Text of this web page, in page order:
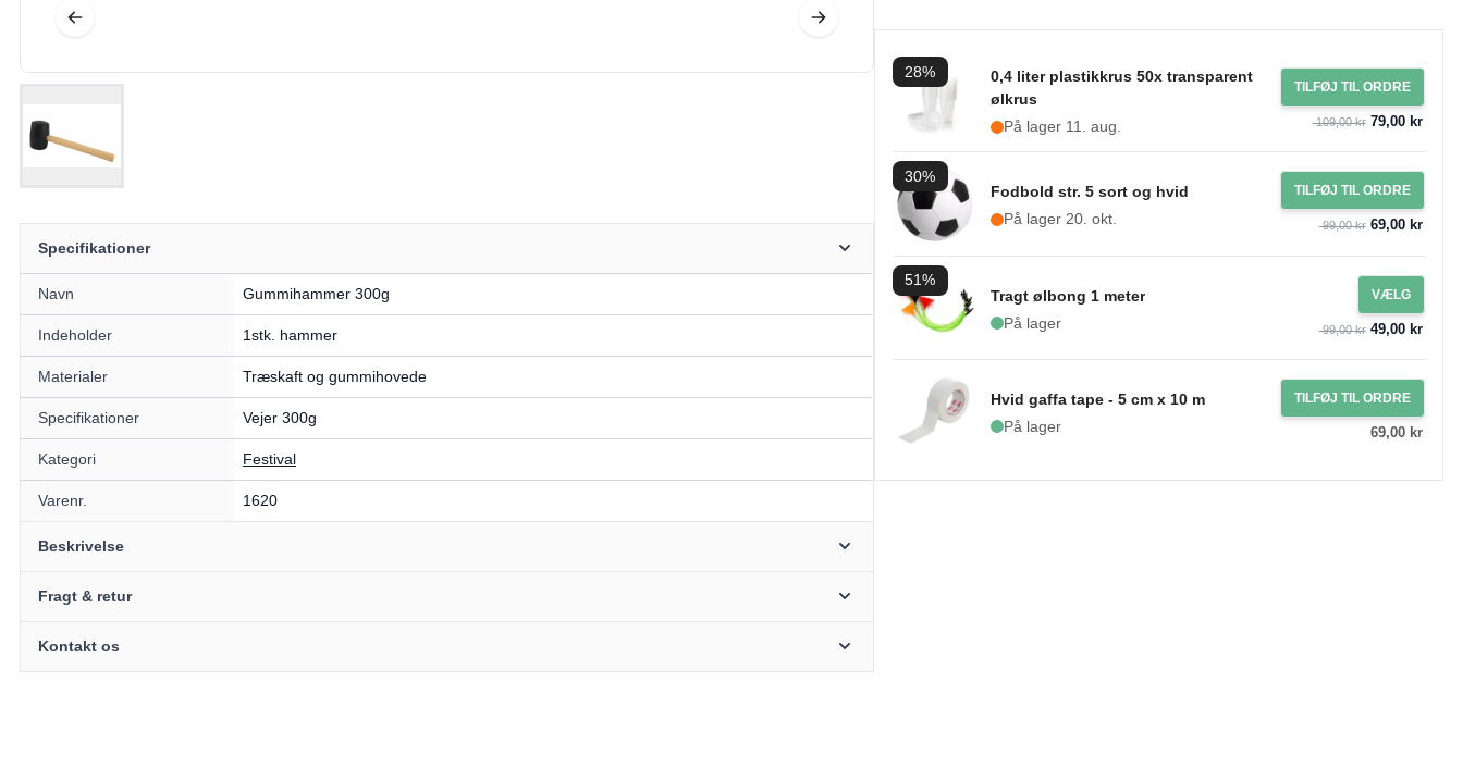
Specifikationer
Navn Gummihammer 300g
Indeholder 1stk. hammer
Materialer Træskaft og gummihovede
Specifikationer Vejer 300g
Kategori Festival
Varenr. 1620
Beskrivelse
Fragt & retur
Kontakt os
28%
0,4 liter plastikkrus 50x transparent
ølkrus
På lager 11. aug.
TILFØJ TIL ORDRE
109,00 kr79,00 kr
30%
Fodbold str. 5 sort og hvid
På lager 20. okt.
TILFØJ TIL ORDRE
99,00 kr69,00 kr
51%
Tragt ølbong 1 meter
På lager
VÆLG
99,00 kr49,00 kr
Hvid gaffa tape - 5 cm x 10 m
På lager
TILFØJ TIL ORDRE
69,00 kr